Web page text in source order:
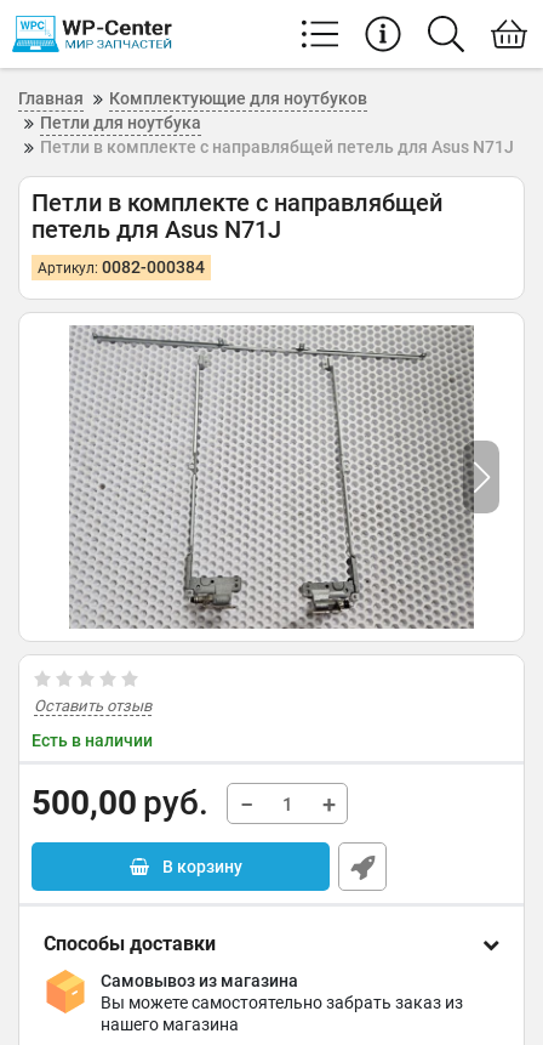
Главная
Комплектующие для ноутбуков
Петли для ноутбука
Петли в комплекте с направлябщей петель для Asus N71J
Петли в комплекте с направлябщей
петель для Asus N71J
Артикул: 0082-000384
Оставить отзыв
Есть в наличии
500,00 руб. − +
В корзину
Способы доставки
Самовывоз из магазина
Вы можете самостоятельно забрать заказ из
нашего магазина